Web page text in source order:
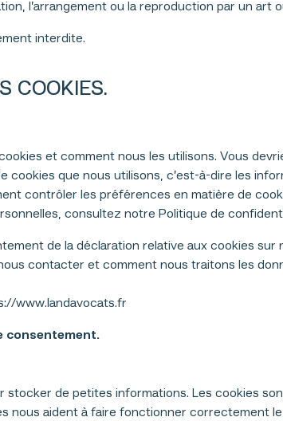
l’arrangement ou la reproduction par un art
interdite.
COOKIES.
et comment nous les utilisons. Vous
que nous utilisons, c’est-à-dire les
contrôler les préférences en matière de
consultez notre Politique de
de la déclaration relative aux cookies sur
contacter et comment nous traitons les
www.landavocats.fr
consentement.
de petites informations. Les cookies
nous aident à faire fonctionner correctement